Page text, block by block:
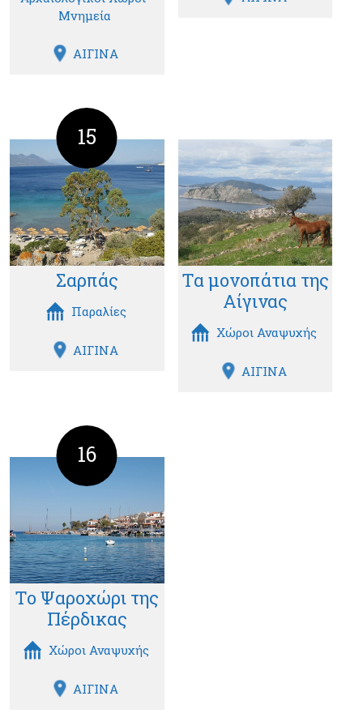
Μνημεία
ΑΙΓΙΝΑ
15
Σαρπάς
Παραλίες
ΑΙΓΙΝΑ
Τα μονοπάτια της
Αίγινας
Χώροι Αναψυχής
ΑΙΓΙΝΑ
16
Το Ψαροχώρι της
Πέρδικας
Χώροι Αναψυχής
ΑΙΓΙΝΑ